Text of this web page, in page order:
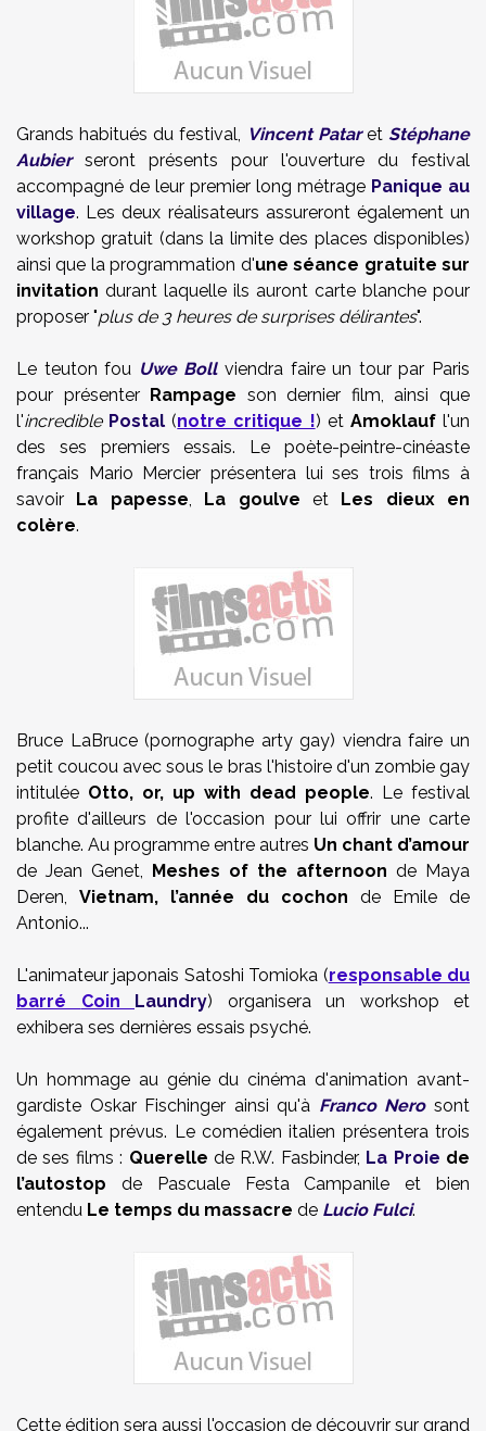
Grands habitués du festival, Vincent PataretStéphane
Aubierseront présents pour l'ouverture du festival
accompagné de leur premier long métrage Panique au
village. Les deux réalisateurs assureront également un
workshop gratuit (dans la limite des places disponibles)
ainsi que la programmation d'une séance gratuite sur
invitation durant laquelle ils auront carte blanche pour
proposer "plus de 3 heures de surprises délirantes".
Le teuton fou Uwe Bollviendra faire un tour par Paris
pour présenter Rampage son dernier film, ainsi que
l'incredible Postal (notre critique !) et Amoklaufl'un
des ses premiers essais. Le poète-peintre-cinéaste
français Mario Mercier présentera lui ses trois films à
savoir La papesse, La goulve et Les dieux en
colère.
Bruce LaBruce (pornographe arty gay) viendra faire un
petit coucou avec sous le bras l'histoire d'un zombie gay
intitulée Otto, or, up with dead people. Le festival
profite d'ailleurs de l'occasion pour lui offrir une carte
blanche. Au programme entre autres Un chant d’amour
de Jean Genet, Meshes of the afternoon de Maya
Deren, Vietnam, l’année du cochon de Emile de
Antonio...
L'animateur japonais Satoshi Tomioka (responsable du
barré Coin Laundry) organisera un workshop et
exhibera ses dernières essais psyché.
Un hommage au génie du cinéma d'animation avant-
gardiste Oskar Fischinger ainsi qu'à Franco Nerosont
également prévus. Le comédien italien présentera trois
de ses films : Querellede R.W. Fasbinder, La Proie de
l’autostop de Pascuale Festa Campanile et bien
entendu Le temps du massacre de Lucio Fulci.
Cette édition sera aussi l'occasion de découvrir sur grand